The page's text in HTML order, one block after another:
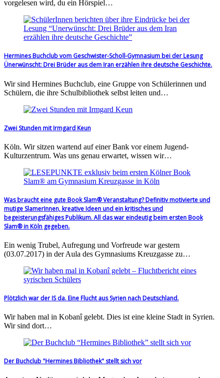
vorgelesen wird, du ein Hörspiel…
Hermines Buchclub vom Geschwister-Scholl-Gymnasium bei der Lesung
Ünerwünscht: Drei Brüder aus dem Iran erzählen ihre deutsche Geschichte.
Wir sind Hermines Buchclub, eine Gruppe von Schülerinnen und
Schülern, die ihre Schulbibliothek selbst leiten und…
Zwei Stunden mit Irmgard Keun
Köln. Wir sitzen wartend auf einer Bank vor einem Jugend-
Kulturzentrum. Was uns genau erwartet, wissen wir…
Was braucht eine gute Book Slam® Veranstaltung? Definitiv motivierte und
mutige SlamerInnen, kreative Ideen und ein kritisches und
begeisterungsfähiges Publikum. All das war eindeutig beim ersten Book
Slam® in Köln gegeben.
Ein wenig Trubel, Aufregung und Vorfreude war gestern
(03.07.2017) in der Aula des Gymnasiums Kreuzgasse zu…
Plötzlich war der IS da. Eine Flucht aus Syrien nach Deutschland.
Wir haben mal in Kobanî gelebt. Dies ist eine kleine Stadt in Syrien.
Wir sind dort…
Der Buchclub "Hermines Bibliothek" stellt sich vor